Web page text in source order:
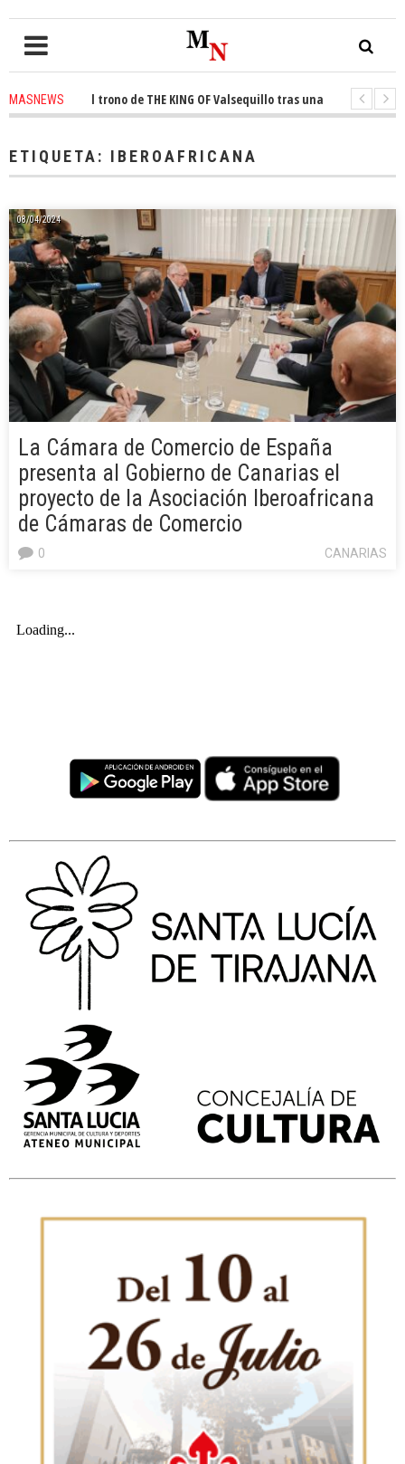
MASNEWSel trono de THE KING OF Valsequillo tras una jornada de
ETIQUETA: IBEROAFRICANA
08/04/2024
La Cámara de Comercio de España
presenta al Gobierno de Canarias el
proyecto de la Asociación Iberoafricana
de Cámaras de Comercio
CANARIAS
0